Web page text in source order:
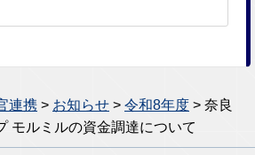
連携 > お知らせ > 令和8年度 > 奈良
モルミルの資金調達について